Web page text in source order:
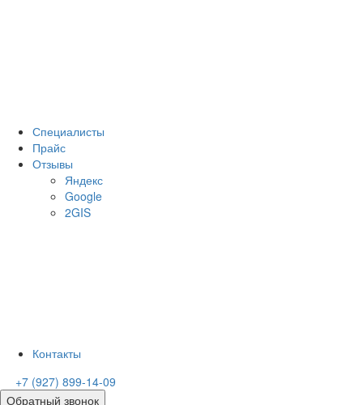
Специалисты
Прайс
Отзывы
Яндекс
Google
2GIS
Контакты
+7 (927) 899-14-09
Обратный звонок